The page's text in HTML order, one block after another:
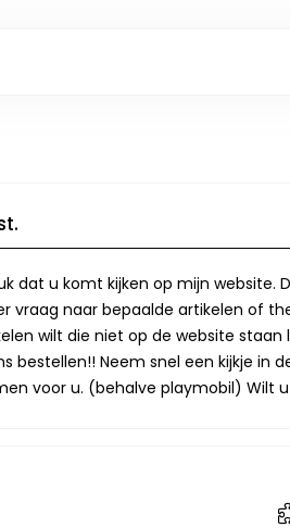
dat u komt kijken op mijn
vraag naar bepaalde artikelen of
wilt die niet op de website
bestellen!! Neem snel een kijkje
voor u. (behalve playmobil)